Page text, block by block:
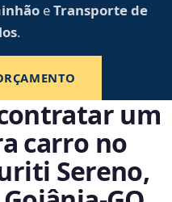
eTransporte de
.
um
carro no
Sereno,